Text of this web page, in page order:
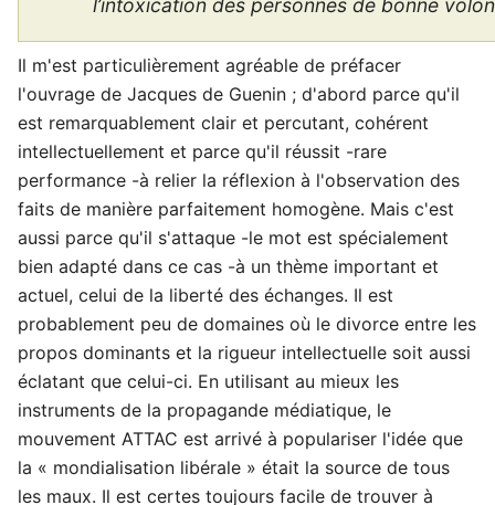
l’intoxication des personnes de bonne
Il m'est particulièrement agréable de préfacer
l'ouvrage de Jacques de Guenin ; d'abord parce qu'il
est remarquablement clair et percutant, cohérent
intellectuellement et parce qu'il réussit -rare
performance -à relier la réflexion à l'observation des
faits de manière parfaitement homogène. Mais c'est
aussi parce qu'il s'attaque -le mot est spécialement
bien adapté dans ce cas -à un thème important et
actuel, celui de la liberté des échanges. Il est
probablement peu de domaines où le divorce entre les
propos dominants et la rigueur intellectuelle soit aussi
éclatant que celui-ci. En utilisant au mieux les
instruments de la propagande médiatique, le
mouvement ATTAC est arrivé à populariser l'idée que
la « mondialisation libérale » était la source de tous
les maux. Il est certes toujours facile de trouver à